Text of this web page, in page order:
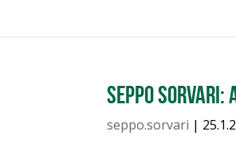
Seppo
seppo.sorvari |